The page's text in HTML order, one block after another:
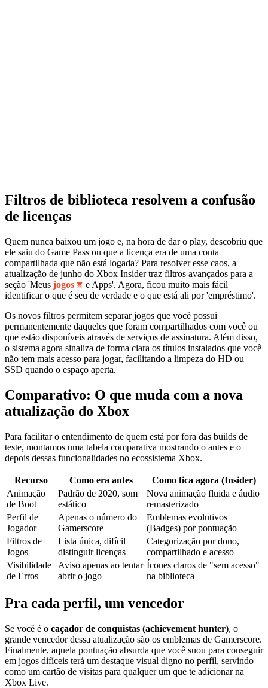
Filtros de biblioteca resolvem a confusão
de licenças
Quem nunca baixou um jogo e, na hora de dar o play, descobriu que
ele saiu do Game Pass ou que a licença era de uma conta
compartilhada que não está logada? Para resolver esse caos, a
atualização de junho do Xbox Insider traz filtros avançados para a
seção 'Meus jogos
e Apps'. Agora, ficou muito mais fácil
identificar o que é seu de verdade e o que está ali por 'empréstimo'.
Os novos filtros permitem separar jogos que você possui
permanentemente daqueles que foram compartilhados com você ou
que estão disponíveis através de serviços de assinatura. Além disso,
o sistema agora sinaliza de forma clara os títulos instalados que você
não tem mais acesso para jogar, facilitando a limpeza do HD ou
SSD quando o espaço aperta.
Comparativo: O que muda com a nova
atualização do Xbox
Para facilitar o entendimento de quem está por fora das builds de
teste, montamos uma tabela comparativa mostrando o antes e o
depois dessas funcionalidades no ecossistema Xbox.
Recurso Como era antes
Como fica agora (Insider)
Animação
de Boot
Padrão de 2020, som
estático
Nova animação fluida e áudio
remasterizado
Perfil de
Jogador
Apenas o número do
Gamerscore
Emblemas evolutivos
(Badges) por pontuação
Filtros de
Jogos
Lista única, difícil
distinguir licenças
Categorização por dono,
compartilhado e acesso
Visibilidade
de Erros
Aviso apenas ao tentar
abrir o jogo
Ícones claros de "sem acesso"
na biblioteca
Pra cada perfil, um vencedor
Se você é o caçador de conquistas (achievement hunter), o
grande vencedor dessa atualização são os emblemas de Gamerscore.
Finalmente, aquela pontuação absurda que você suou para conseguir
em jogos difíceis terá um destaque visual digno no perfil, servindo
como um cartão de visitas para qualquer um que te adicionar na
Xbox Live.